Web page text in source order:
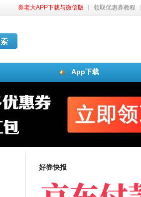
券老大APP下载与微信版 领取优惠券教程
App下载
好券快报